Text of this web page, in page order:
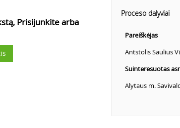
Prisijunkite arba
Proceso dalyviai
Pareiškėjas
Antstolis Saulius
Suinteresuotas
Alytaus m.